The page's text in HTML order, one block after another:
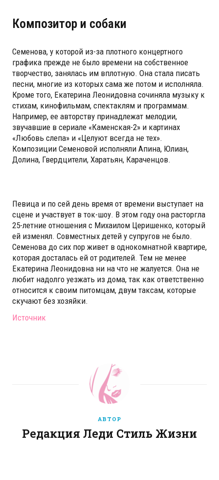
Композитор и собаки
Семенова, у которой из-за плотного концертного
графика прежде не было времени на собственное
творчество, занялась им вплотную. Она стала писать
песни, многие из которых сама же потом и исполняла.
Кроме того, Екатерина Леонидовна сочиняла музыку к
стихам, кинофильмам, спектаклям и программам.
Например, ее авторству принадлежат мелодии,
звучавшие в сериале «Каменская-2» и картинах
«Любовь слепа» и «Целуют всегда не тех».
Композиции Семеновой исполняли Апина, Юлиан,
Долина, Гвердцители, Харатьян, Караченцов.
Певица и по сей день время от времени выступает на
сцене и участвует в ток-шоу. В этом году она расторгла
25-летние отношения с Михаилом Церишенко, который
ей изменял. Совместных детей у супругов не было.
Семенова до сих пор живет в однокомнатной квартире,
которая досталась ей от родителей. Тем не менее
Екатерина Леонидовна ни на что не жалуется. Она не
любит надолго уезжать из дома, так как ответственно
относится к своим питомцам, двум таксам, которые
скучают без хозяйки.
Источник
АВТОР
Редакция Леди Стиль Жизни